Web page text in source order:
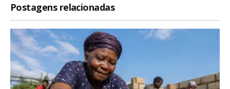
Postagens relacionadas